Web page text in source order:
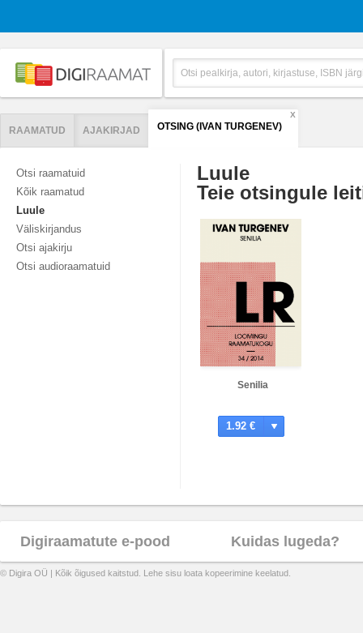
RAAMATUD AJAKIRJAD OTSING (IVAN TURGENEV)
X
Otsi raamatuid
Kõik raamatud
Luule
Väliskirjandus
Otsi ajakirju
Otsi audioraamatuid
Luule
Teie otsingule
Senilia
1.92 €
Digiraamatute e-pood Kuidas lugeda?
© Digira OÜ | Kõik õigused kaitstud. Lehe sisu loata kopeerimine keelatud.